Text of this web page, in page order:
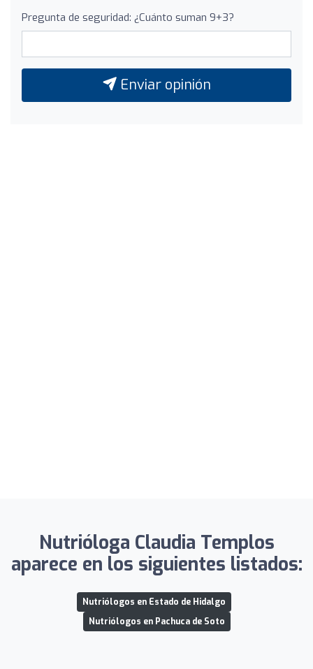
Pregunta de seguridad: ¿Cuánto suman 9+3?
Enviar opinión
Nutrióloga Claudia Templos
aparece en los siguientes listados:
Nutriólogos en Estado de Hidalgo
Nutriólogos en Pachuca de Soto